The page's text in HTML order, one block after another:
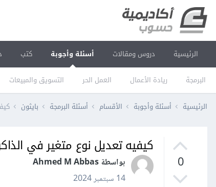
الرئيسية دروس ومقالات أسئلة وأجوبة
البرمجة ريادة الأعمال العمل الحر التسويق والمبيعات
كتب
الرئيسية أسئلة وأجوبة الأقسام أسئلة البرمجة بايثون
0
كيفيه تعديل نوع متغير في
بواسطة Ahmed M Abbas
14 سبتمبر 2024